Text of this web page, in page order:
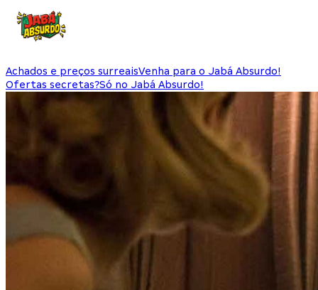
Achados e preços surreaisVenha para o Jabá Absurdo!
Ofertas secretas?Só no Jabá Absurdo!